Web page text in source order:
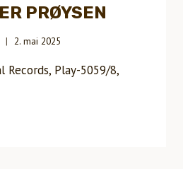
PRØYSEN
2. mai 2025
Records, Play-5059/8,